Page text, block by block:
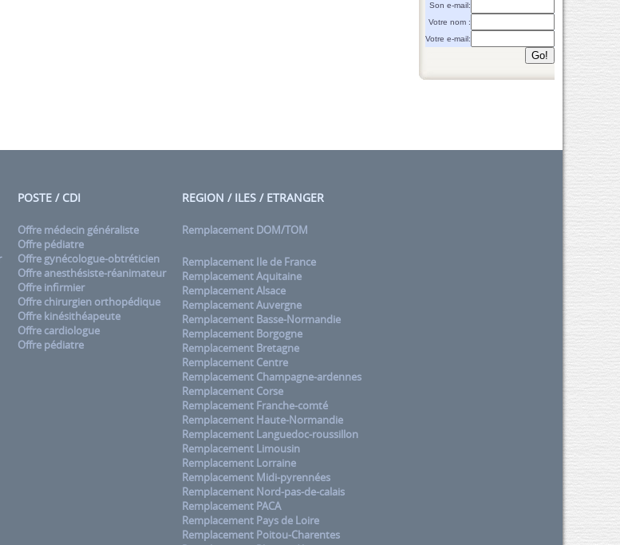
Son e-mail:
Votre nom :
Votre e-mail:
POSTE / CDI
Offre médecin généraliste
Offre pédiatre
Offre gynécologue-obtréticien
Offre anesthésiste-réanimateur
Offre infirmier
Offre chirurgien orthopédique
Offre kinésithéapeute
Offre cardiologue
Offre pédiatre
REGION / ILES / ETRANGER
Remplacement DOM/TOM
Remplacement Ile de France
Remplacement Aquitaine
Remplacement Alsace
Remplacement Auvergne
Remplacement Basse-Normandie
Remplacement Borgogne
Remplacement Bretagne
Remplacement Centre
Remplacement Champagne-ardennes
Remplacement Corse
Remplacement Franche-comté
Remplacement Haute-Normandie
Remplacement Languedoc-roussillon
Remplacement Limousin
Remplacement Lorraine
Remplacement Midi-pyrennées
Remplacement Nord-pas-de-calais
Remplacement PACA
Remplacement Pays de Loire
Remplacement Poitou-Charentes